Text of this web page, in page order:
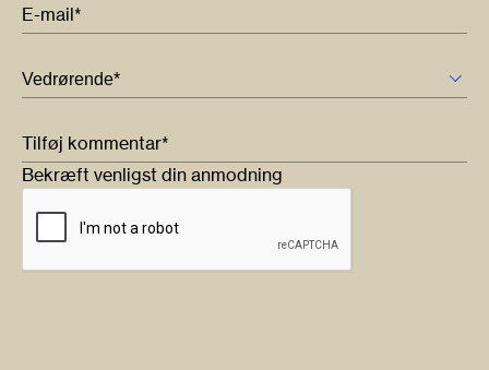
E-mail*
Tilføj kommentar*
Bekræft venligst din anmodning